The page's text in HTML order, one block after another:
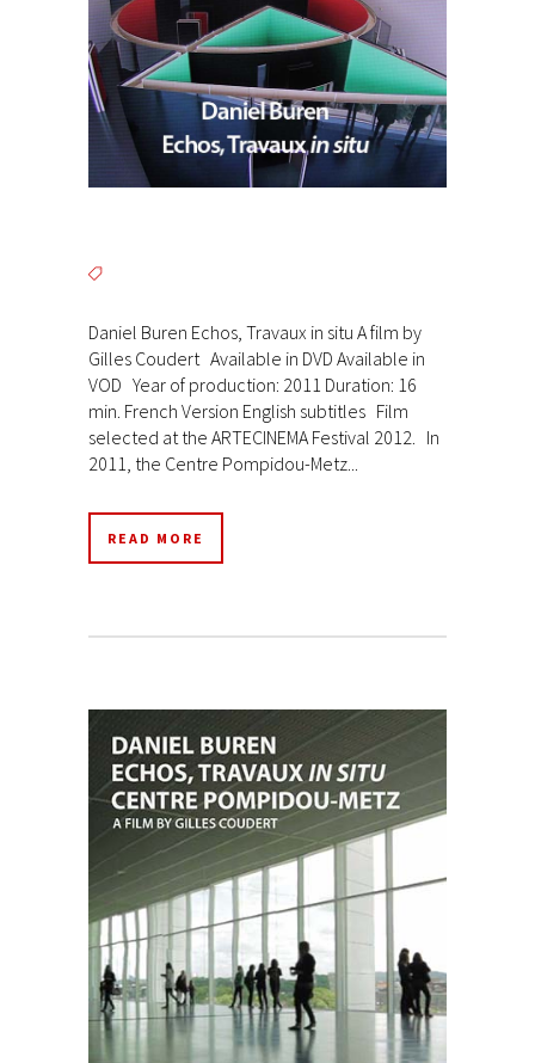
Daniel Buren Echos, Travaux in situ A film by
Gilles Coudert Available in DVD Available in
VOD Year of production: 2011 Duration: 16
min. French Version English subtitles Film
selected at the ARTECINEMA Festival 2012. In
2011, the Centre Pompidou-Metz...
READ MORE